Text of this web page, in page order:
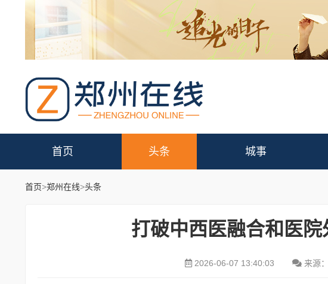
首页 头条 城事
首页>郑州在线>头条
打破中西医融合和医
2026-06-07 13:40:03 来源